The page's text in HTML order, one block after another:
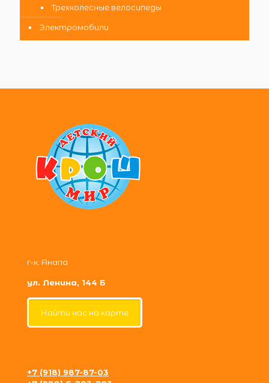
Трехколесные велосипеды
Электромобили
г-к. Анапа
ул. Ленина, 144 Б
Найти нас на карте
+7 (918) 987-87-03